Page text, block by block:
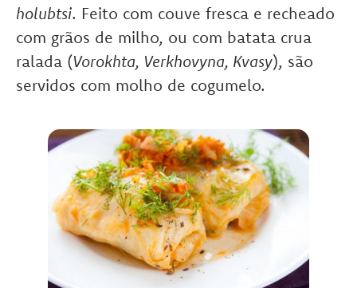
holubtsi. Feito com couve fresca e recheado
com grãos de milho, ou com batata crua
ralada (Vorokhta, Verkhovyna, Kvasy), são
servidos com molho de cogumelo.